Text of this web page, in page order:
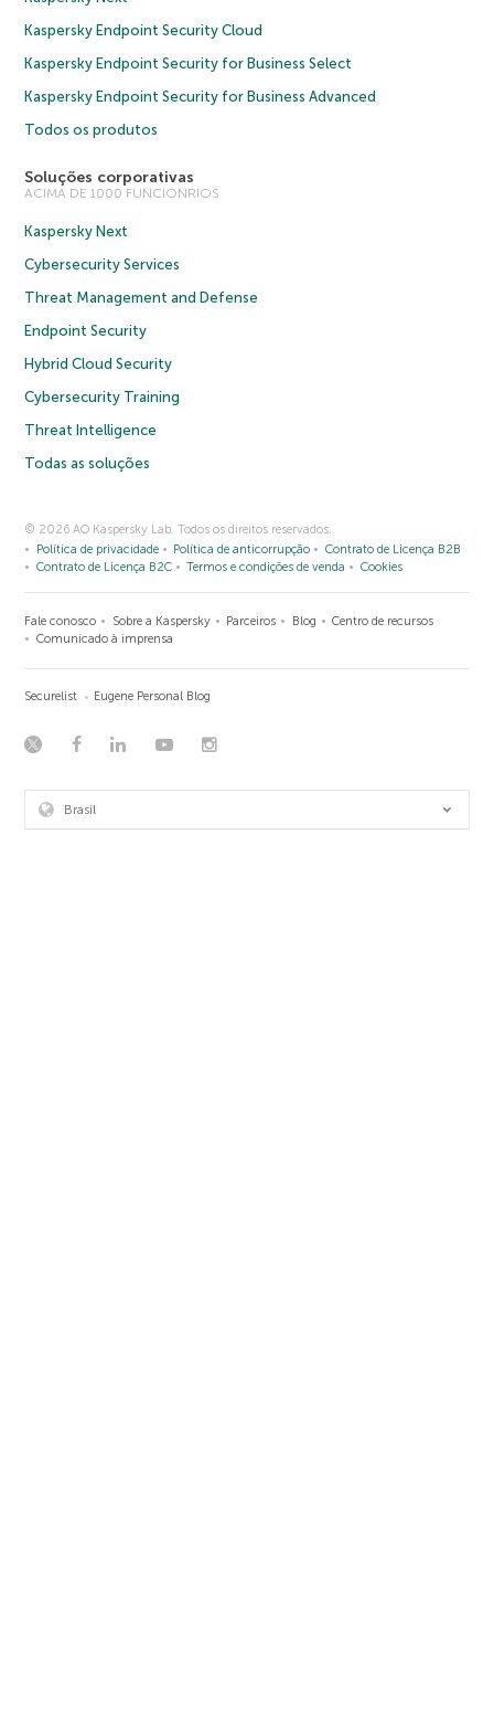
Kaspersky Endpoint Security Cloud
Kaspersky Endpoint Security for Business Select
Kaspersky Endpoint Security for Business Advanced
Todos os produtos
Soluções corporativas
ACIMA DE 1000 FUNCIONRIOS
Kaspersky Next
Cybersecurity Services
Threat Management and Defense
Endpoint Security
Hybrid Cloud Security
Cybersecurity Training
Threat Intelligence
Todas as soluções
© 2026 AO Kaspersky Lab. Todos os direitos reservados.
Política de privacidade
Política de anticorrupção
Contrato de Licença B2B
Contrato de Licença B2C
Termos e condições de venda Cookies
Fale conosco Sobre a Kaspersky Parceiros Blog
Centro de recursos
Comunicado à imprensa
Securelist Eugene Personal Blog
Brasil